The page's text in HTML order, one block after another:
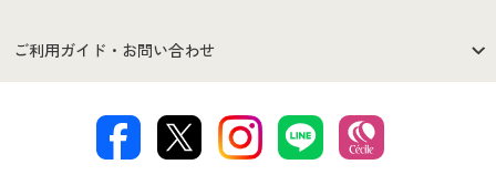
セシールご利用規約
著作権・商標について 会社案内
商品カテゴリ
ご利用ガイド・お問い合わせ
交換・返品は お支払は